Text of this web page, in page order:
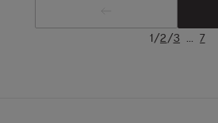
1/2/3 ... 7